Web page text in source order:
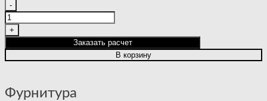
товара
NEO
5
GREY
GLASS
Заказать расчет
В корзину
Фурнитура